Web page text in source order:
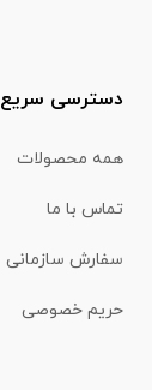
دسترسی سریع
همه محصولات
تماس با ما
سفارش سازمانی
حریم خصوصی